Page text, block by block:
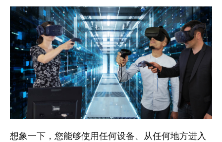
想象一下，您能够使用任何设备、从任何地方进入